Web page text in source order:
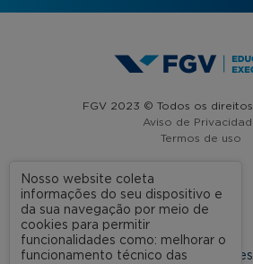
FGV 2023 © Todos os
Aviso de
Termos de uso
A FGV
Nossas Unidades
Nosso website coleta
informações do seu dispositivo e
da sua navegação por meio de
cookies para permitir
funcionalidades como: melhorar o
funcionamento técnico das